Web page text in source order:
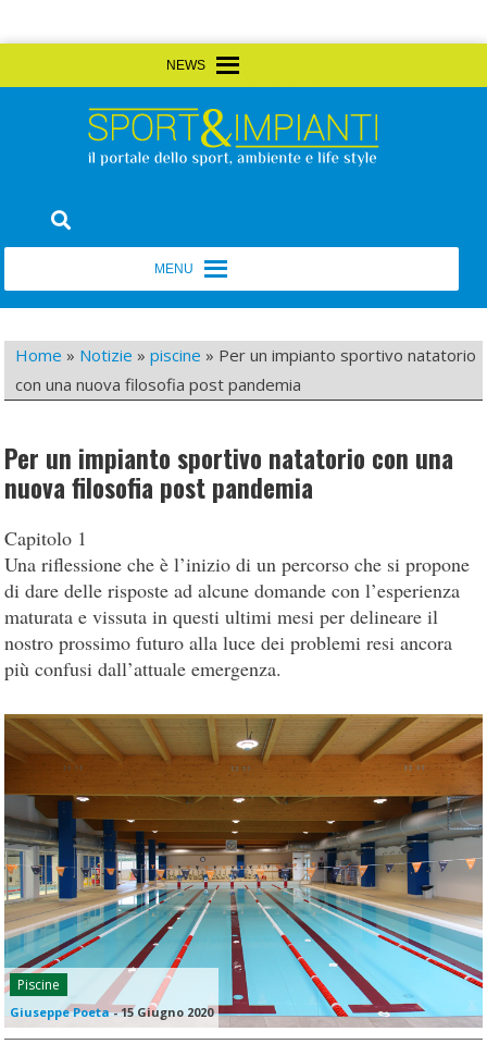
to
Sport&Impianti
Home » Notizie »piscine » Per un impianto sportivo natatorio
con una nuova filosofia post pandemia
Per un impianto sportivo natatorio con una
nuova filosofia post pandemia
Capitolo 1
Una riflessione che è l’inizio di un percorso che si propone
di dare delle risposte ad alcune domande con l’esperienza
maturata e vissuta in questi ultimi mesi per delineare il
nostro prossimo futuro alla luce dei problemi resi ancora
più confusi dall’attuale emergenza.
Piscine
Giuseppe Poeta-15 Giugno 2020